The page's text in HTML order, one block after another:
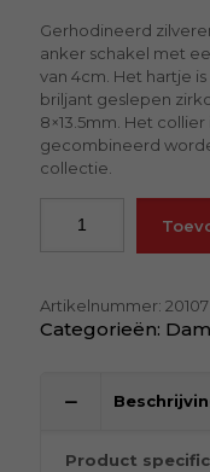
Gerhodineerd
anker schakel met
van 4cm. Het hartje
briljant geslepen
8×13.5mm. Het
gecombineerd
collectie.
Artikelnummer: 20107
Categorieën:
Product